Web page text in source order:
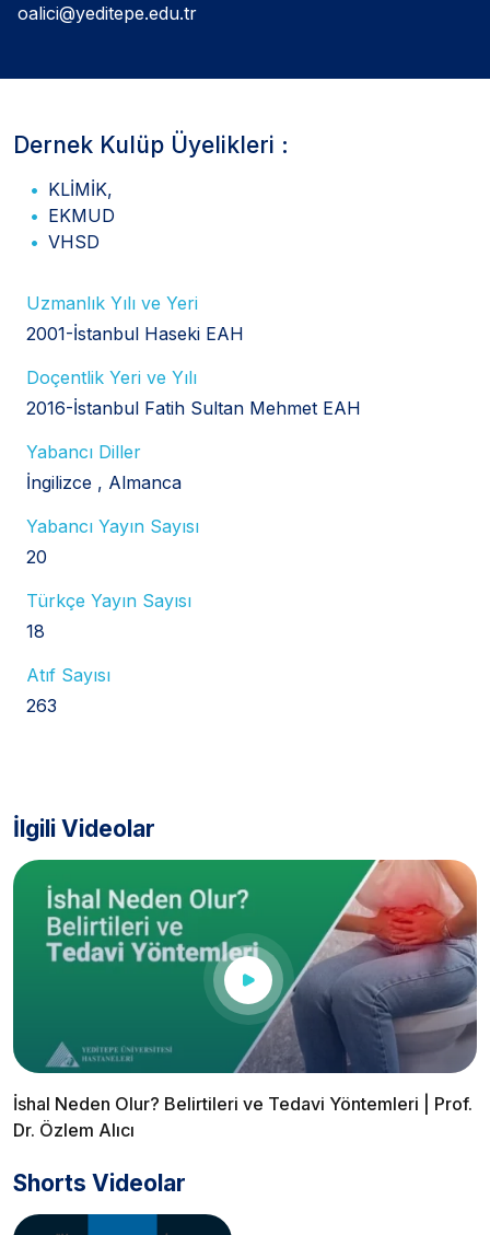
oalici@yeditepe.edu.tr
Dernek Kulüp Üyelikleri :
KLİMİK,
EKMUD
VHSD
Uzmanlık Yılı ve Yeri
2001-İstanbul Haseki EAH
Doçentlik Yeri ve Yılı
2016-İstanbul Fatih Sultan Mehmet EAH
Yabancı Diller
İngilizce
Almanca
Yabancı Yayın Sayısı
20
Türkçe Yayın Sayısı
18
Atıf Sayısı
263
İlgili Videolar
İshal Neden Olur? Belirtileri ve Tedavi Yöntemleri | Prof.
Dr. Özlem Alıcı
Shorts Videolar